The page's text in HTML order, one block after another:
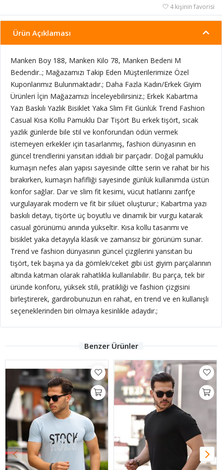
4 kişinin favorisi
Ürün Açıklaması
Manken Boy 188, Manken Kilo 78, Manken Bedeni M
Bedendir..; Mağazamızı Takip Eden Müşterilerimize Özel
Kuponlarımız Bulunmaktadır.; Daha Fazla Kadın/Erkek Giyim
Ürünleri İçin Mağazamızı İnceleyebilirsiniz.; Erkek Kabartma
Yazı Baskılı Yazlık Bisiklet Yaka Slim Fit Günlük Trend Fashion
Casual Kısa Kollu Pamuklu Dar Tişört Bu erkek tişört, sıcak
yazlık günlerde bile stil ve konforundan ödün vermek
istemeyen erkekler için tasarlanmış, fashion dünyasının en
güncel trendlerini yansıtan iddialı bir parçadır. Doğal pamuklu
kumaşın nefes alan yapısı sayesinde ciltte serin ve rahat bir his
bırakırken, kumaşın hafifliği sayesinde günlük kullanımda üstün
konfor sağlar. Dar ve slim fit kesimi, vücut hatlarını zarifçe
vurgulayarak modern ve fit bir silüet oluşturur.; Kabartma yazı
baskılı detayı, tişörte üç boyutlu ve dinamik bir vurgu katarak
casual görünümü anında yükseltir. Kısa kollu tasarımı ve
bisiklet yaka detayıyla klasik ve zamansız bir görünüm sunar.
Trend ve fashion dünyasının güncel çizgilerini yansıtan bu
tişört, tek başına ya da gömlek/ceket gibi üst giyim parçalarının
altında katman olarak rahatlıkla kullanılabilir. Bu parça, tek bir
üründe konforu, yüksek stili, pratikliği ve fashion çizgisini
birleştirerek, gardırobunuzun en rahat, en trend ve en kullanışlı
seçeneklerinden biri olmaya kesinlikle adaydır.;
Benzer Ürünler